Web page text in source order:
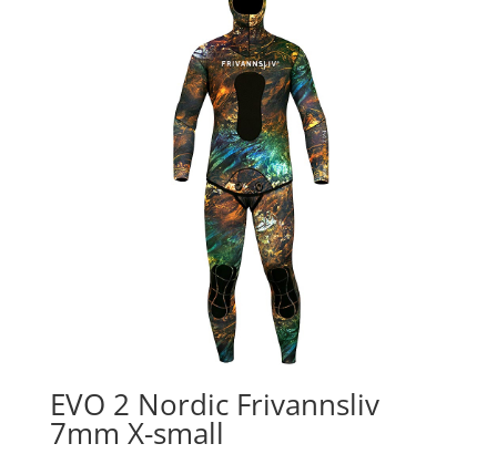
EVO 2 Nordic Frivannsliv
7mm X-small